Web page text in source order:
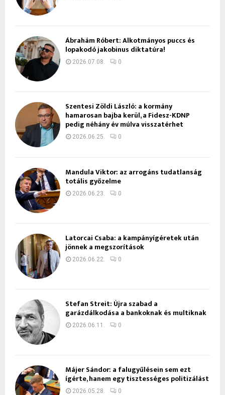
Ábrahám Róbert: Alkotmányos puccs és
lopakodó jakobinus diktatúra!
2026.07.08. 0
Szentesi Zöldi László: a kormány
hamarosan bajba kerül, a Fidesz-KDNP
pedig néhány év múlva visszatérhet
2026.06.25. 0
Mandula Viktor: az arrogáns tudatlanság
totális győzelme
2026.06.23. 0
Latorcai Csaba: a kampányígéretek után
jönnek a megszorítások
2026.06.22. 0
Stefan Streit: Újra szabad a
garázdálkodása a bankoknak és multiknak
2026.06.11. 0
Májer Sándor: a falugyűlésein sem ezt
ígérte, hanem egy tisztességes politizálást
2026.05.28. 0